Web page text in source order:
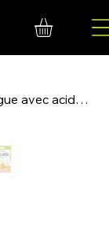
Collagène en sachets au goût de mangue avec acide hyaluronique et vitamine C, un